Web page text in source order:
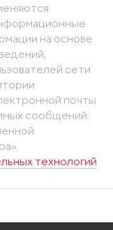
на основе
сети
почты
сообщений:
технологий